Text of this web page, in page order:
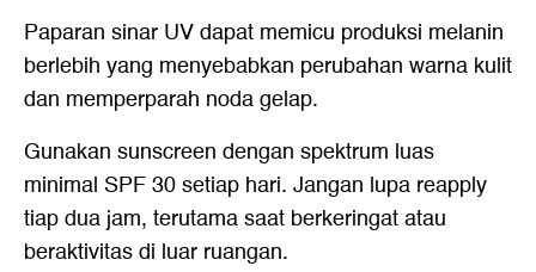
Paparan sinar UV dapat memicu produksi melanin
berlebih yang menyebabkan perubahan warna kulit
dan memperparah noda gelap.
Gunakan sunscreen dengan spektrum luas
minimal SPF 30 setiap hari. Jangan lupa reapply
tiap dua jam, terutama saat berkeringat atau
beraktivitas di luar ruangan.